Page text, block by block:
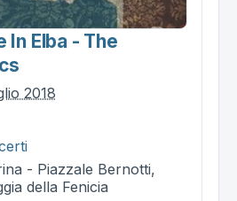
In Elba - The
2018
- Piazzale Bernotti,
della Fenicia